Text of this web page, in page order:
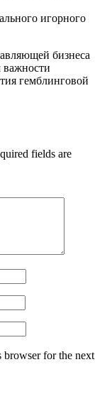
игорного
бизнеса
важности
гемблинговой
fields are
browser for the next